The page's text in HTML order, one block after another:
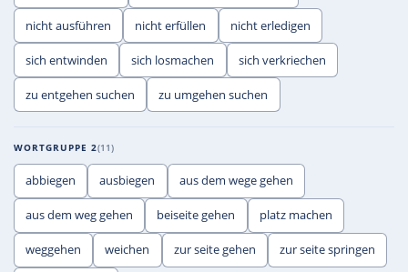
nicht ausführen nicht erfüllen nicht erledigen
sich entwinden sich losmachen sich verkriechen
zu entgehen suchen zu umgehen suchen
WORTGRUPPE 2 11
abbiegen ausbiegen aus dem wege gehen
aus dem weg gehen beiseite gehen platz machen
weggehen weichen zur seite gehen zur seite springen